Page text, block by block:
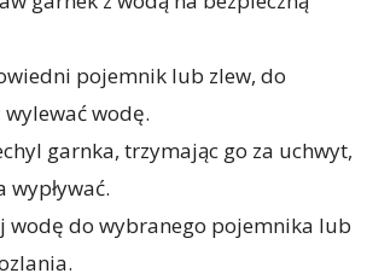
pojemnik lub zlew, do
wodę.
garnka, trzymając go za uchwyt,
wypływać.
wodę do wybranego pojemnika lub